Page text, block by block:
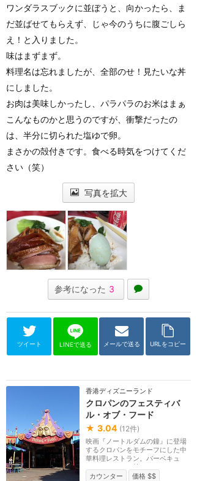
ワンダラスブックに並ぼうと、向かったら、ま
だ並ばせてもらえず、じゃ今のうちに腹ごしら
え！と入りました。
味はまずまず。
料理名は忘れましたが、全部のせ！見たいな丼
にしました。
お肉は美味しかったし、パラパラのお米はまぁ
こんなものかと思うのですが、衝撃だったの
は、半分に切られた塩ゆで卵。
まさかの殻付きです。食べる時気をつけてくだ
さい（笑）
写真を拡大
参考になった 3
ツイート LINEで送る メールで送る URLをコピー
香港ディズニーランド
クロパンのフェスティバ
ル・オブ・フード
★ 3.04 (12件)
映画『ノートルダムの鐘』に登場
するクロパンをモチーフにした中
華料理レストラン。バーベキュ
ー、ヌードル、炒め...
カウンター
価格 $$